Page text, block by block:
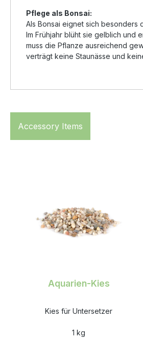
Pflege als Bonsai:
Als Bonsai eignet sich besonders
Im Frühjahr blüht sie gelblich und
muss die Pflanze ausreichend
verträgt keine Staunässe und
Accessory Items
Aquarien-Kies
Kies für Untersetzer
1 kg